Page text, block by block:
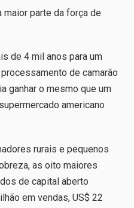
parte da força de
de 4 mil anos para um
de camarão
ganhar o mesmo que um
americano
rurais e pequenos
as oito maiores
de capital aberto
em vendas, US$ 22